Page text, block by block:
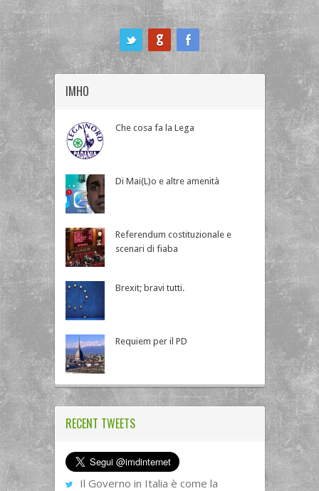
IMHO
Che cosa fa la Lega
Di Mai(L)o e altre amenità
Referendum costituzionale e
scenari di fiaba
Brexit; bravi tutti.
Requiem per il PD
RECENT TWEETS
Il Governo in Italia è come la